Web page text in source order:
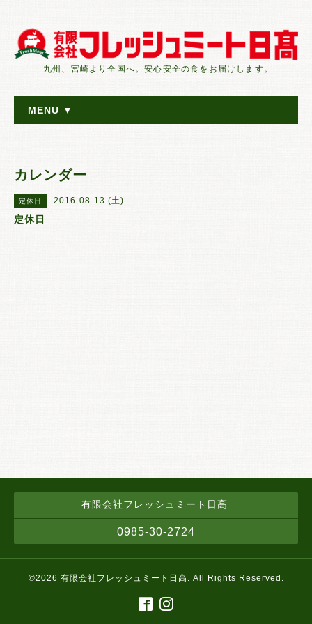
九州、宮崎より全国へ。安心安全の食をお届けします。
MENU ▼
カレンダー
定休日 2016-08-13 (土)
定休日
有限会社フレッシュミート日高
0985-30-2724
©2026 有限会社フレッシュミート日高. All Rights Reserved.